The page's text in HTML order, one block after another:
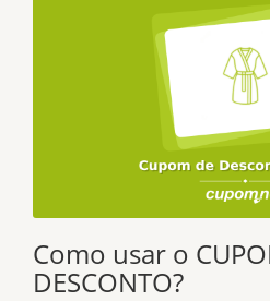
Como usar o
DESCONTO?